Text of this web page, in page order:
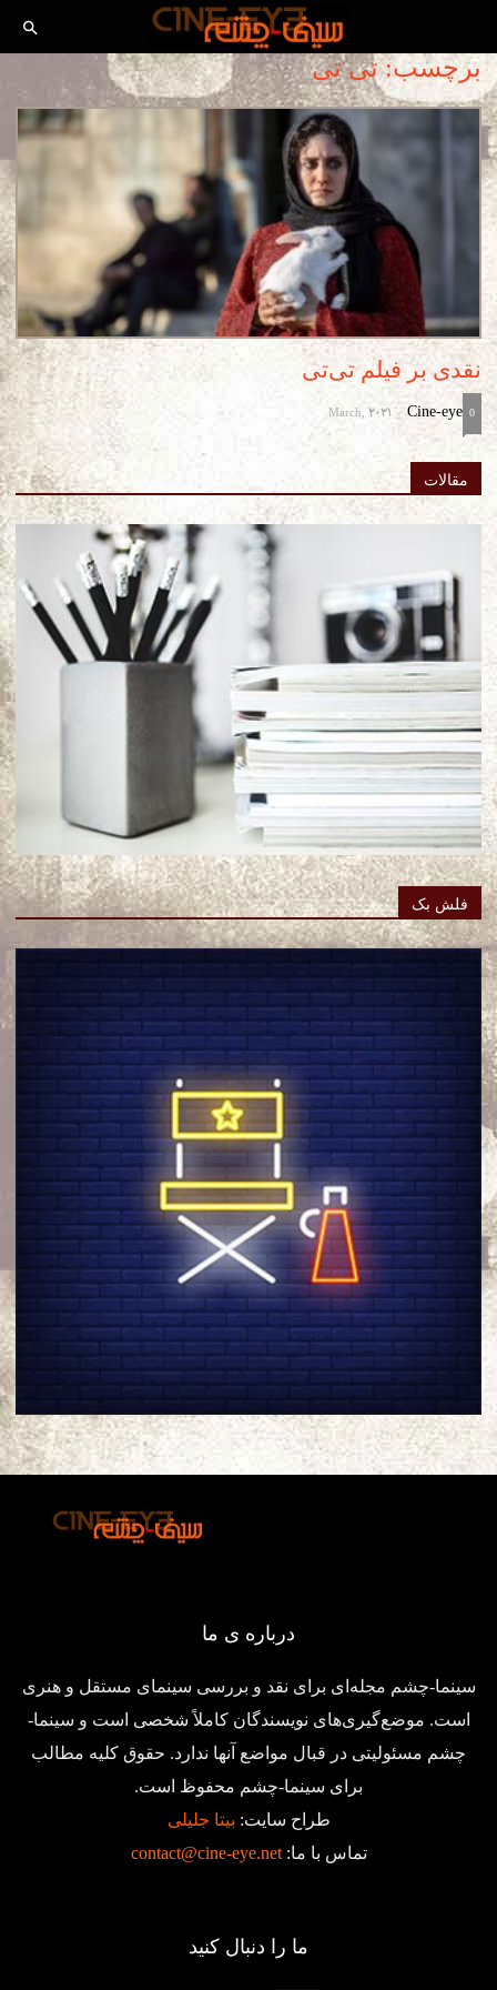
برچسب: تی تی
نقدی بر فیلم تی‌تی
Cine-eye
-
March, 2021 0
مقالات
فلش بک
درباره ی ما
سینما-چشم مجله‌ای برای نقد و بررسی سینمای مستقل و هنری
است. موضع‌گیری‌های نویسندگان کاملاً شخصی است و سینما-
چشم مسئولیتی در قبال مواضع آنها ندارد. حقوق کلیه مطالب
برای سینما-چشم محفوظ است.
طراح سایت: بیتا جلیلی
تماس با ما:contact@cine-eye.net
ما را دنبال کنید